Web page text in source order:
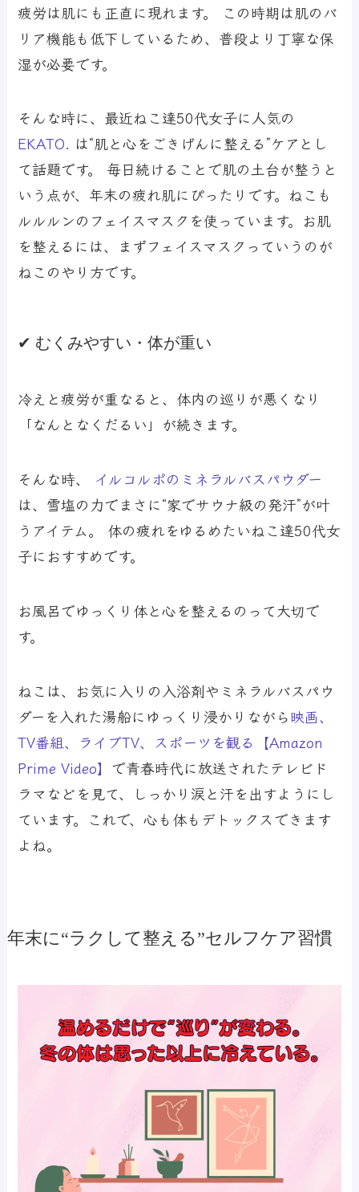
疲労は肌にも正直に現れます。 この時期は肌のバ
リア機能も低下しているため、普段より丁寧な保
湿が必要です。
そんな時に、最近ねこ達50代女子に人気の
EKATO. は“肌と心をごきげんに整える”ケアとし
て話題です。 毎日続けることで肌の土台が整うと
いう点が、年末の疲れ肌にぴったりです。ねこも
ルルルンのフェイスマスクを使っています。お肌
を整えるには、まずフェイスマスクっていうのが
ねこのやり方です。
✔ むくみやすい・体が重い
冷えと疲労が重なると、体内の巡りが悪くなり
「なんとなくだるい」が続きます。
そんな時、 イルコルポのミネラルバスパウダー
は、雪塩の力でまさに“家でサウナ級の発汗”が叶
うアイテム。 体の疲れをゆるめたいねこ達50代女
子におすすめです。
お風呂でゆっくり体と心を整えるのって大切で
す。
ねこは、お気に入りの入浴剤やミネラルバスパウ
ダーを入れた湯船にゆっくり浸かりながら映画、
TV番組、ライブTV、スポーツを観る【Amazon
Prime Video】 で青春時代に放送されたテレビド
ラマなどを見て、しっかり涙と汗を出すようにし
ています。これで、心も体もデトックスできます
よね。
年末に“ラクして整える”セルフケア習慣